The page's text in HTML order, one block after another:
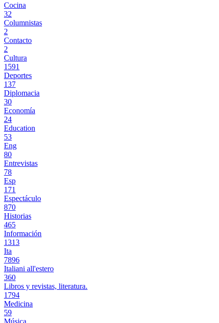
Cocina
32
Columnistas
2
Contacto
2
Cultura
1591
Deportes
137
Diplomacia
30
Economía
24
Education
53
Eng
80
Entrevistas
78
Esp
171
Espectáculo
870
Historias
465
Información
1313
Ita
7896
Italiani all'estero
360
Libros y revistas, literatura.
1794
Medicina
59
Música